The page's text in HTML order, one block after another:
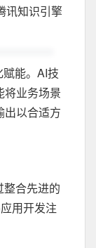
讯知识引擎
能。AI技
将业务场景
出以合适方
合先进的
用开发注